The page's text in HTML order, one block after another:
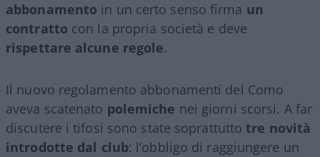
abbonamento in un certo senso firma un
contratto con la propria società e deve
rispettare alcune regole.
Il nuovo regolamento abbonamenti del Como
aveva scatenato polemiche nei giorni scorsi. A far
discutere i tifosi sono state soprattutto tre novità
introdotte dal club: l’obbligo di raggiungere un